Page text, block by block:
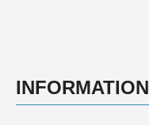
INFORMATION